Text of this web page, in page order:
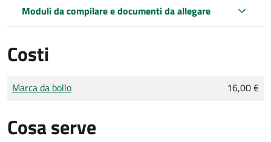
Moduli da compilare e documenti da allegare
Costi
Tipo di pagamento
Importo
Marca da bollo 16,00 €
Cosa serve